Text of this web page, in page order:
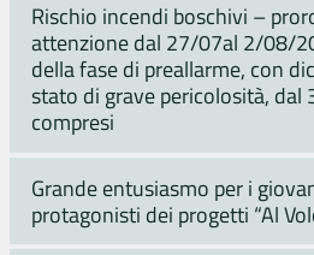
Rischio incendi boschivi –
attenzione dal 27/07al 2/08/
della fase di preallarme, con
stato di grave pericolosità, dal
compresi
Grande entusiasmo per i
protagonisti dei progetti “Al